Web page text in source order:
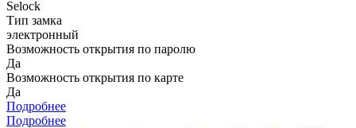
Selock
Тип замка
электронный
Возможность открытия по паролю
Да
Возможность открытия по карте
Да
Подробнее
Подробнее